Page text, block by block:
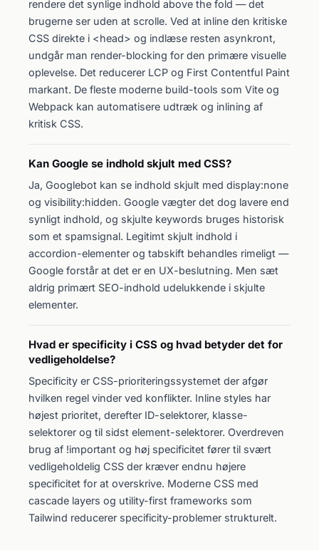
rendere det synlige indhold above the fold — det
brugerne ser uden at scrolle. Ved at inline den kritiske
CSS direkte i <head> og indlæse resten asynkront,
undgår man render-blocking for den primære visuelle
oplevelse. Det reducerer LCP og First Contentful Paint
markant. De fleste moderne build-tools som Vite og
Webpack kan automatisere udtræk og inlining af
kritisk CSS.
Kan Google se indhold skjult med CSS?
Ja, Googlebot kan se indhold skjult med display:none
og visibility:hidden. Google vægter det dog lavere end
synligt indhold, og skjulte keywords bruges historisk
som et spamsignal. Legitimt skjult indhold i
accordion-elementer og tabskift behandles rimeligt —
Google forstår at det er en UX-beslutning. Men sæt
aldrig primært SEO-indhold udelukkende i skjulte
elementer.
Hvad er specificity i CSS og hvad betyder det for
vedligeholdelse?
Specificity er CSS-prioriteringssystemet der afgør
hvilken regel vinder ved konflikter. Inline styles har
højest prioritet, derefter ID-selektorer, klasse-
selektorer og til sidst element-selektorer. Overdreven
brug af !important og høj specificitet fører til svært
vedligeholdelig CSS der kræver endnu højere
specificitet for at overskrive. Moderne CSS med
cascade layers og utility-first frameworks som
Tailwind reducerer specificity-problemer strukturelt.